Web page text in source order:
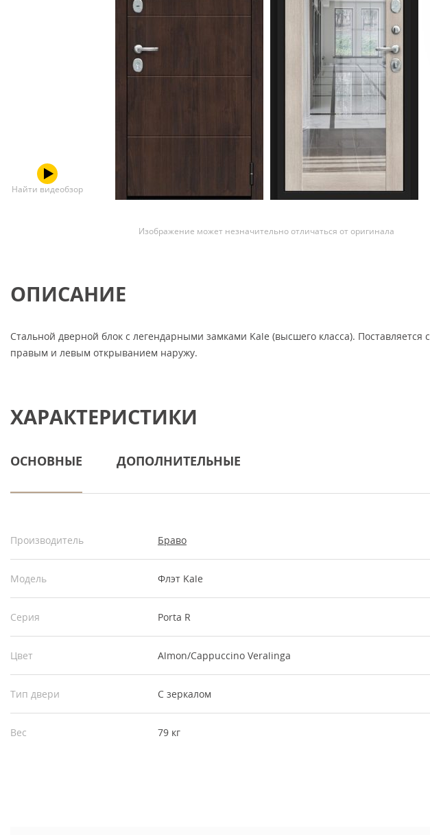
Найти видеобзор
Изображение может незначительно отличаться от оригинала
ОПИСАНИЕ
Стальной дверной блок с легендарными замками Kale (высшего класса). Поставляется с
правым и левым открыванием наружу.
ХАРАКТЕРИСТИКИ
ОСНОВНЫЕ ДОПОЛНИТЕЛЬНЫЕ
Производитель Браво
Модель Флэт Kale
Серия Porta R
Цвет Almon/Cappuccino Veralinga
Тип двери С зеркалом
Вес 79 кг